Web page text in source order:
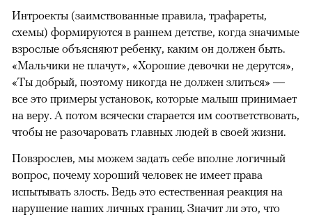
Интроекты (заимствованные правила, трафареты,
схемы) формируются в раннем детстве, когда значимые
взрослые объясняют ребенку, каким он должен быть.
«Мальчики не плачут», «Хорошие девочки не дерутся»,
«Ты добрый, поэтому никогда не должен злиться» —
все это примеры установок, которые малыш принимает
на веру. А потом всячески старается им соответствовать,
чтобы не разочаровать главных людей в своей жизни.
Повзрослев, мы можем задать себе вполне логичный
вопрос, почему хороший человек не имеет права
испытывать злость. Ведь это естественная реакция на
нарушение наших личных границ. Значит ли это, что